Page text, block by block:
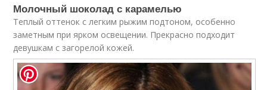
Молочный шоколад с карамелью
Теплый оттенок с легким рыжим подтоном, особенно
заметным при ярком освещении. Прекрасно подходит
девушкам с загорелой кожей.